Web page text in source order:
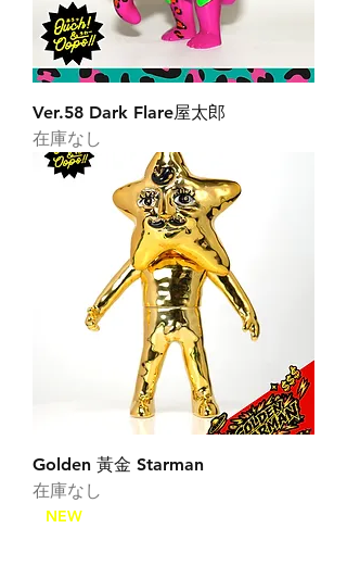
Ver.58 Dark Flare屋太郎
在庫なし
Golden 黃金 Starman
在庫なし
NEW